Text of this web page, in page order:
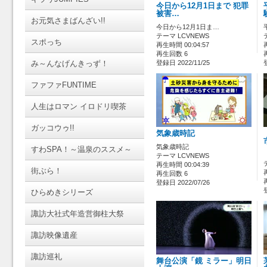
お元気さまばんざい!!
スポっち
み～んなげんきっず！
ファファFUNTIME
人生はロマン イロドリ喫茶
ガッコウゥ!!
すわSPA！～温泉のススメ～
街ぶら！
ひらめきシリーズ
諏訪大社式年造営御柱大祭
諏訪映像遺産
諏訪巡礼
今日から12月1日まで 犯罪
被害…
今日から12月1日ま…
テーマ LCVNEWS
再生時間 00:04:57
再生回数 6
登録日 2022/11/25
気象歳時記
気象歳時記
テーマ LCVNEWS
再生時間 00:04:39
再生回数 6
登録日 2022/07/26
舞台公演「鏡 ミラー」明日